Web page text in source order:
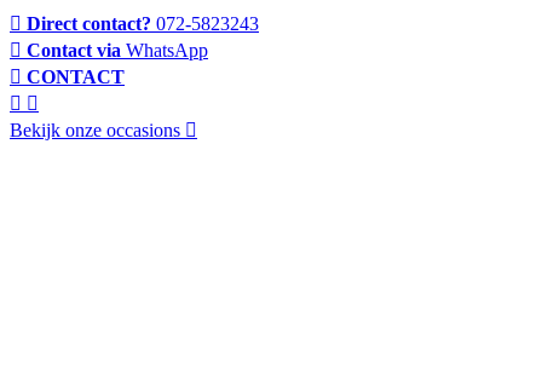
Direct contact? 072-5823243
Contact via WhatsApp
CONTACT
Bekijk onze occasions